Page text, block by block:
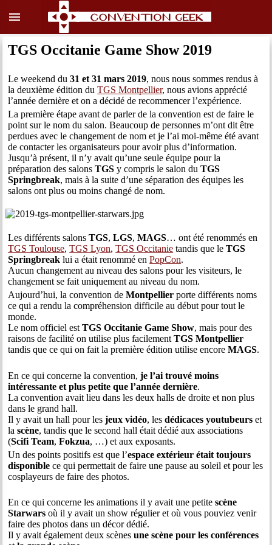
menu
TGS Occitanie Game Show 2019
Le weekend du31 et 31 mars 2019, nous nous sommes rendus à
la deuxième édition duTGS Montpellier, nous avions apprécié
l’année dernière et on a décidé de recommencer l’expérience.
La première étape avant de parler de la convention est de faire le
point sur le nom du salon. Beaucoup de personnes m’ont dit être
perdues avec le changement de nom et je l’ai moi-même été avant
de contacter les organisateurs pour avoir plus d’information.
Jusqu’à présent, il n’y avait qu’une seule équipe pour la
préparation des salonsTGS y compris le salon duTGS
Springbreak, mais à la suite d’une séparation des équipes les
salons ont plus ou moins changé de nom.
Les différents salonsTGS,LGS,MAGS… ont été renommés en
TGS Toulouse,TGS Lyon,TGS Occitanie tandis que leTGS
Springbreak lui a était renommé enPopCon.
Aucun changement au niveau des salons pour les visiteurs, le
changement se fait uniquement au niveau du nom.
Aujourd’hui, la convention deMontpellier porte différents noms
ce qui a rendu la compréhension difficile au début pour tout le
monde.
Le nom officiel estTGS Occitanie Game Show, mais pour des
raisons de facilité on utilise plus facilementTGS Montpellier
tandis que ce qui on fait la première édition utilise encoreMAGS.
En ce qui concerne la convention,je l’ai trouvé moins
intéressante et plus petite que l’année dernière.
La convention avait lieu dans les deux halls de droite et non plus
dans le grand hall.
Il y avait un hall pour lesjeux vidéo, lesdédicaces youtubeurs et
lascène, tandis que le second hall était dédié aux associations
(Scifi Team,Fokzua, …) et aux exposants.
Un des points positifs est que l’espace extérieur était toujours
disponible ce qui permettait de faire une pause au soleil et pour les
cosplayeurs de faire des photos.
En ce qui concerne les animations il y avait une petitescène
Starwars où il y avait un show régulier et où vous pouviez venir
faire des photos dans un décor dédié.
Il y avait également deux scènesune scène pour les conférences